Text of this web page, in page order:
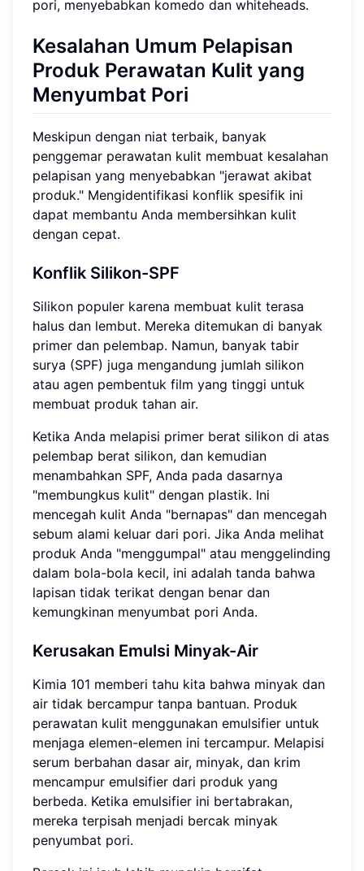
pori, menyebabkan komedo dan whiteheads.
Kesalahan Umum Pelapisan
Produk Perawatan Kulit yang
Menyumbat Pori
Meskipun dengan niat terbaik, banyak
penggemar perawatan kulit membuat kesalahan
pelapisan yang menyebabkan "jerawat akibat
produk." Mengidentifikasi konflik spesifik ini
dapat membantu Anda membersihkan kulit
dengan cepat.
Konflik Silikon-SPF
Silikon populer karena membuat kulit terasa
halus dan lembut. Mereka ditemukan di banyak
primer dan pelembap. Namun, banyak tabir
surya (SPF) juga mengandung jumlah silikon
atau agen pembentuk film yang tinggi untuk
membuat produk tahan air.
Ketika Anda melapisi primer berat silikon di atas
pelembap berat silikon, dan kemudian
menambahkan SPF, Anda pada dasarnya
"membungkus kulit" dengan plastik. Ini
mencegah kulit Anda "bernapas" dan mencegah
sebum alami keluar dari pori. Jika Anda melihat
produk Anda "menggumpal" atau menggelinding
dalam bola-bola kecil, ini adalah tanda bahwa
lapisan tidak terikat dengan benar dan
kemungkinan menyumbat pori Anda.
Kerusakan Emulsi Minyak-Air
Kimia 101 memberi tahu kita bahwa minyak dan
air tidak bercampur tanpa bantuan. Produk
perawatan kulit menggunakan emulsifier untuk
menjaga elemen-elemen ini tercampur. Melapisi
serum berbahan dasar air, minyak, dan krim
mencampur emulsifier dari produk yang
berbeda. Ketika emulsifier ini bertabrakan,
mereka terpisah menjadi bercak minyak
penyumbat pori.